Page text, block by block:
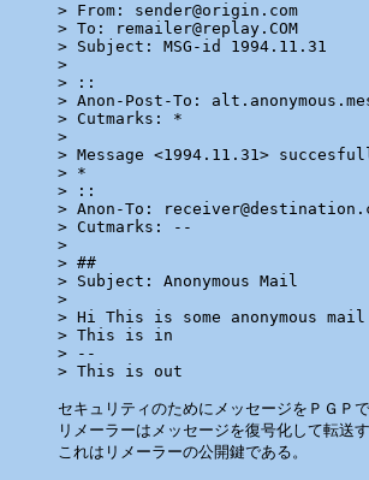
> From: sender@origin.com
> To: remailer@replay.COM
> Subject: MSG-id 1994.11.31
>
> ::
> Anon-Post-To:
> Cutmarks: *
>
> Message <1994.11.31>
> *
> ::
> Anon-To:
> Cutmarks: --
>
> ##
> Subject: Anonymous Mail
>
> Hi This is some anonymous mail
> This is in
> --
> This is out
セキュリティのためにメッセージをＰＧＰ
リメーラーはメッセージを復号化して転送す
これはリメーラーの公開鍵である。